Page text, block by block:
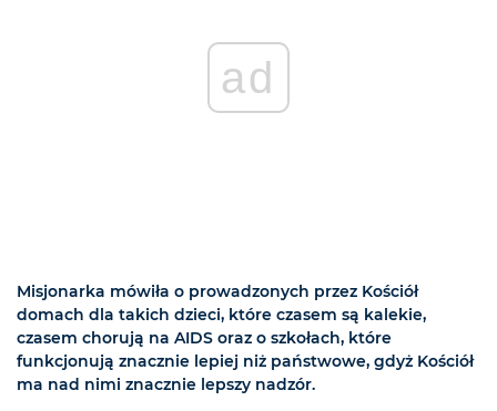
ad
Misjonarka mówiła o prowadzonych przez Kościół
domach dla takich dzieci, które czasem są kalekie,
czasem chorują na AIDS oraz o szkołach, które
funkcjonują znacznie lepiej niż państwowe, gdyż Kościół
ma nad nimi znacznie lepszy nadzór.